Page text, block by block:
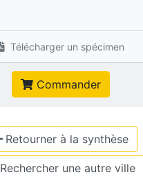
Télécharger un spécimen
Commander
Retourner à la synthèse
Rechercher une autre ville